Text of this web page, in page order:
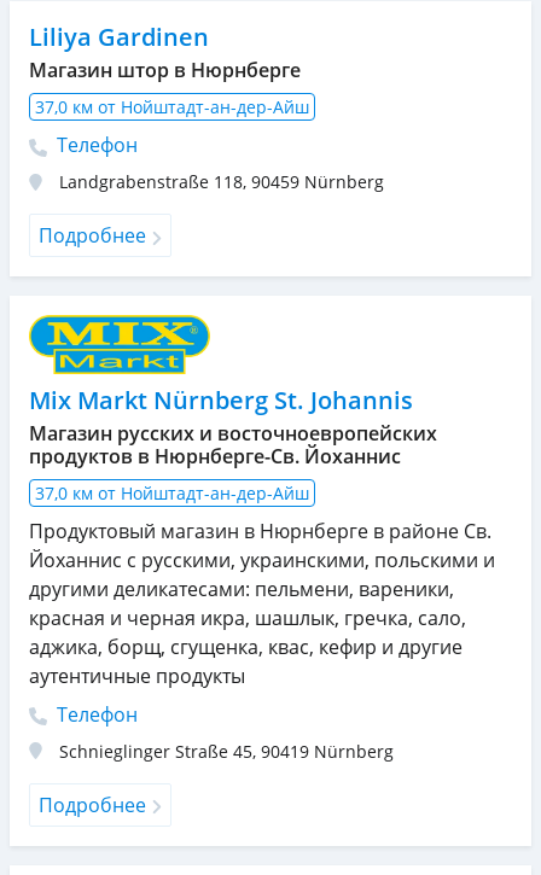
Liliya Gardinen
Магазин штор в Нюрнберге
37,0 км от Нойштадт-ан-дер-Айш
Телефон
Landgrabenstraße 118, 90459 Nürnberg
Подробнее
Mix Markt Nürnberg St. Johannis
Магазин русских и восточноевропейских
продуктов в Нюрнберге-Св. Йоханнис
37,0 км от Нойштадт-ан-дер-Айш
Продуктовый магазин в Нюрнберге в районе Св.
Йоханнис с русскими, украинскими, польскими и
другими деликатесами: пельмени, вареники,
красная и черная икра, шашлык, гречка, сало,
аджика, борщ, сгущенка, квас, кефир и другие
аутентичные продукты
Телефон
Schnieglinger Straße 45, 90419 Nürnberg
Подробнее